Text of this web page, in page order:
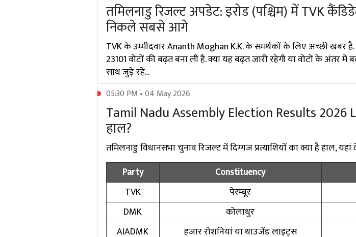
तमिलनाडु रिजल्ट अपडेट: इरोड (पश्चिम) में TVK
निकले सबसे आगे
TVK के उम्मीदवार Ananth Moghan K.K. के समर्थकों के लिए अच्छी खबर
23101 वोटों की बढ़त बना ली है. क्या यह बढ़त जारी रहेगी या वोटों के अंतर
साथ जुड़े रहें...
05:30 PM • 04 May 2026
Tamil Nadu Assembly Election Results 2026
हाल?
तमिलनाडु विधानसभा चुनाव रिजल्ट में दिग्गज प्रत्याशियों का क्या है हाल,
Party
Constituency
TVK
पेरम्बूर
DMK
कोलाथुर
AIADMK
हजार रोशनियां या थाउजेंड लाइट्स